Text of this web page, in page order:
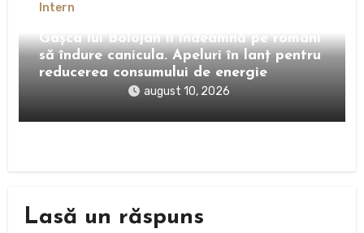
Intern
Gașca lui Bolojan îi îndeamnă pe români
să îndure canicula. Apeluri în lanț pentru
reducerea consumului de energie
august 10, 2026
Lasă un răspuns